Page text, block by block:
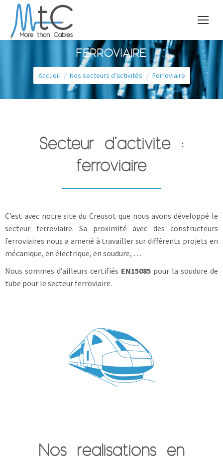
FERROVIAIRE
Vous êtes ici :
Accueil Nos secteurs d’activités Ferroviaire
Secteur d'activité :
ferroviaire
C’est avec notre site du Creusot que nous avons développé le
secteur ferroviaire. Sa proximité avec des constructeurs
ferroviaires nous a amené à travailler sur différents projets en
mécanique, en électrique, en soudure, …
Nous sommes d’ailleurs certifiés EN15085 pour la soudure de
tube pour le secteur ferroviaire.
Nos réalisations en